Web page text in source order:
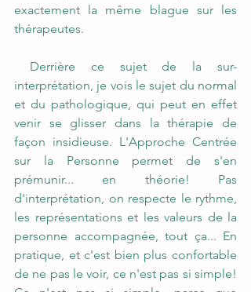
exactement la même blague sur les
thérapeutes.
interprétation, je vois le sujet du normal
et du pathologique, qui peut en effet
venir se glisser dans la thérapie de
façon insidieuse. L'Approche Centrée
sur la Personne permet de s'en
prémunir... en théorie! Pas
d'interprétation, on respecte le rythme,
les représentations et les valeurs de la
personne accompagnée, tout ça... En
pratique, et c'est bien plus confortable
de ne pas le voir, ce n'est pas si simple!